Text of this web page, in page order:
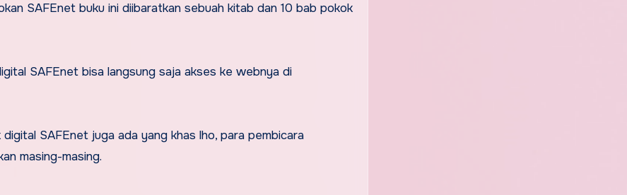
SAFEnet buku ini diibaratkan sebuah kitab dan 10 bab pokok
SAFEnet bisa langsung saja akses ke webnya di
SAFEnet juga ada yang khas lho, para pembicara
masing-masing.